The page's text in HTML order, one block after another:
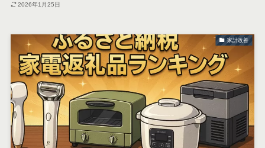
2026年1月25日
家計改善